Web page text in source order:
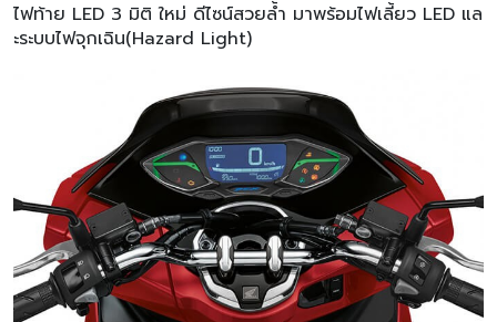
ไฟท้าย LED 3 มิติ ใหม่ ดีไซน์สวยล้ำ มาพร้อมไฟเลี้ยว LED แล
ะระบบไฟจุกเฉิน(Hazard Light)